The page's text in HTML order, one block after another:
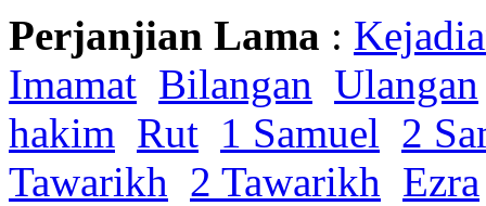
Perjanjian Lama :
Imamat Bilangan Ulangan
hakim Rut 1 Samuel 2
Tawarikh 2 Tawarikh Ezra